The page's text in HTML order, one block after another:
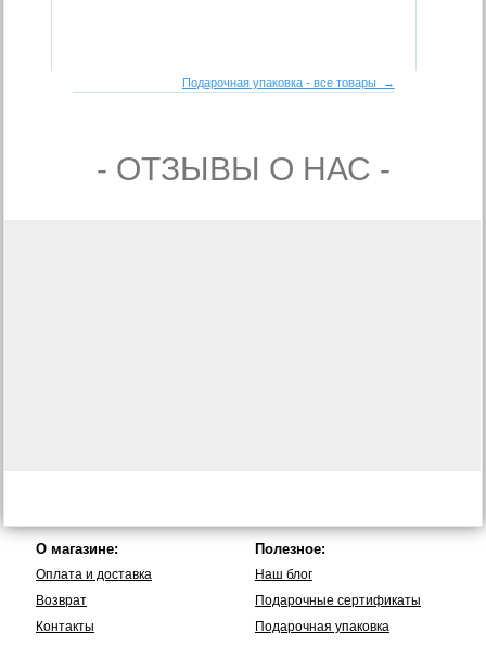
Подарочная упаковка - все товары →
- ОТЗЫВЫ О НАС -
О магазине:
Оплата и доставка
Возврат
Контакты
Полезное:
Наш блог
Подарочные сертификаты
Подарочная упаковка